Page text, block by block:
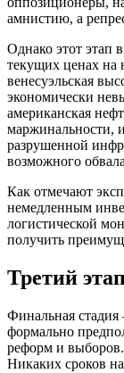
амнистию, а
Однако этот этап
текущих ценах на
венесуэльская
экономически
американская
маржинальности,
разрушенной
возможного
Как отмечают
немедленным
логистической
получить
Третий
Финальная
формально
реформ и
Никаких сроков